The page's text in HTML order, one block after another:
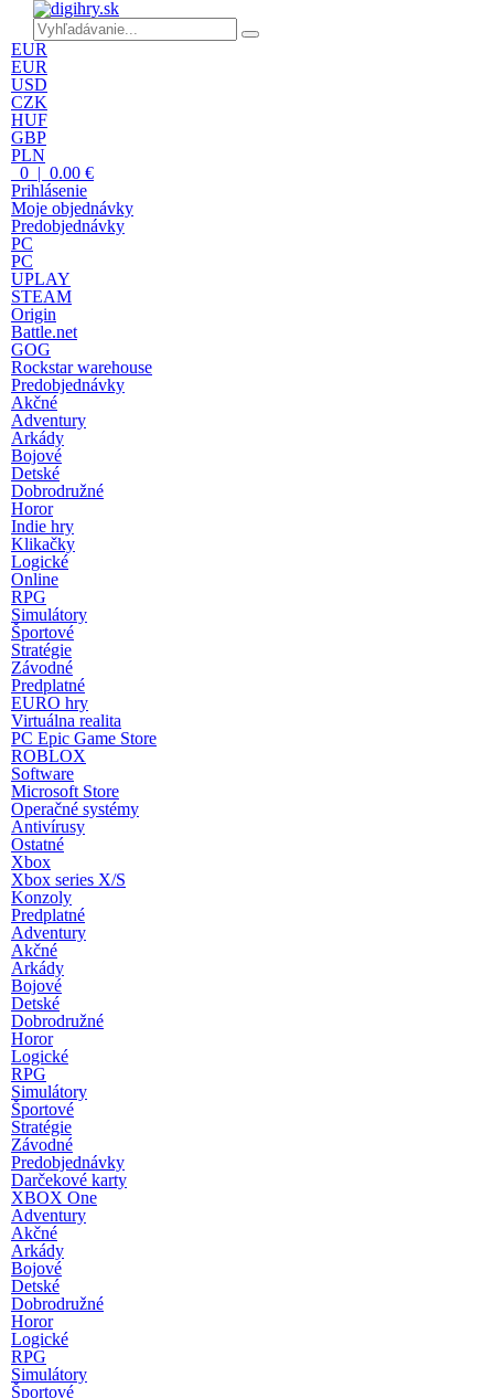
EUR
EUR
USD
CZK
HUF
GBP
PLN
0 | 0.00 €
Prihlásenie
Moje objednávky
Predobjednávky
PC
PC
UPLAY
STEAM
Origin
Battle.net
GOG
Rockstar warehouse
Predobjednávky
Akčné
Adventury
Arkády
Bojové
Detské
Dobrodružné
Horor
Indie hry
Klikačky
Logické
Online
RPG
Simulátory
Športové
Stratégie
Závodné
Predplatné
EURO hry
Virtuálna realita
PC Epic Game Store
ROBLOX
Software
Microsoft Store
Operačné systémy
Antivírusy
Ostatné
Xbox
Xbox series X/S
Konzoly
Predplatné
Adventury
Akčné
Arkády
Bojové
Detské
Dobrodružné
Horor
Logické
RPG
Simulátory
Športové
Stratégie
Závodné
Predobjednávky
Darčekové karty
XBOX One
Adventury
Akčné
Arkády
Bojové
Detské
Dobrodružné
Horor
Logické
RPG
Simulátory
Športové